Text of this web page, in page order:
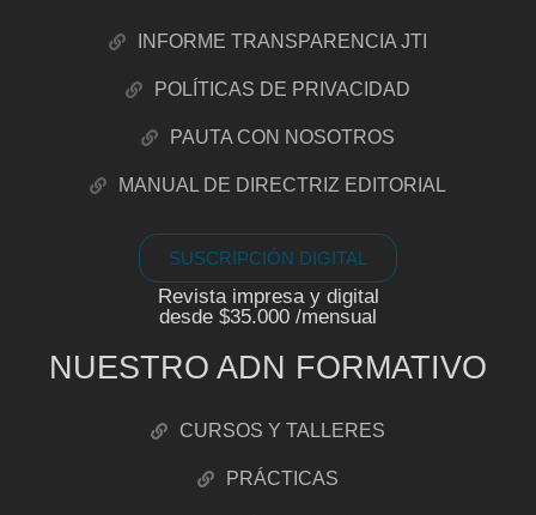
INFORME TRANSPARENCIA JTI
POLÍTICAS DE PRIVACIDAD
PAUTA CON NOSOTROS
MANUAL DE DIRECTRIZ EDITORIAL
SUSCRIPCIÓN DIGITAL
Revista impresa y digital
desde $35.000 /mensual
NUESTRO ADN FORMATIVO
CURSOS Y TALLERES
PRÁCTICAS